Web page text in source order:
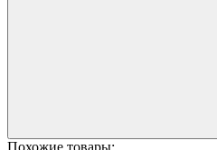
Похожие товары: